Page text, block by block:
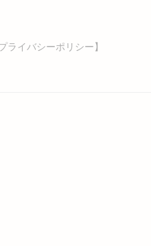
イバシーポリシー】